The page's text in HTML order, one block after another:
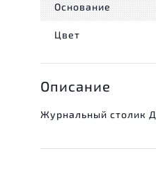
Основание
Цвет
Описание
Журнальный столик